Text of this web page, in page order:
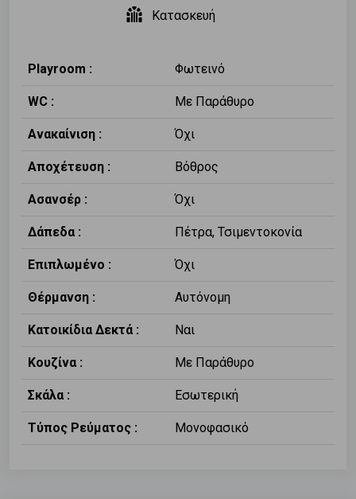
Κατασκευή
Playroom : Φωτεινό
WC : Με Παράθυρο
Ανακαίνιση : Όχι
Αποχέτευση : Βόθρος
Ασανσέρ : Όχι
Δάπεδα : Πέτρα, Τσιμεντοκονία
Επιπλωμένο : Όχι
Θέρμανση : Αυτόνομη
Κατοικίδια Δεκτά : Ναι
Κουζίνα : Με Παράθυρο
Σκάλα : Εσωτερική
Τύπος Ρεύματος : Μονοφασικό